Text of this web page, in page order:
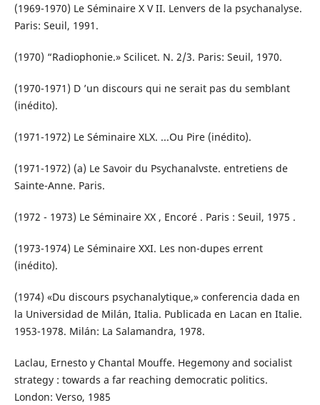
(1969-1970) Le Séminaire X V II. Lenvers de la psychanalyse.
Paris: Seuil, 1991.
(1970) “Radiophonie.» Scilicet. N. 2/3. Paris: Seuil, 1970.
(1970-1971) D ’un discours qui ne serait pas du semblant
(inédito).
(1971-1972) Le Séminaire XLX. ...Ou Pire (inédito).
(1971-1972) (a) Le Savoir du Psychanalvste. entretiens de
Sainte-Anne. Paris.
(1972 - 1973) Le Séminaire XX , Encoré . Paris : Seuil, 1975 .
(1973-1974) Le Séminaire XXI. Les non-dupes errent
(inédito).
(1974) «Du discours psychanalytique,» conferencia dada en
la Universidad de Milán, Italia. Publicada en Lacan en Italie.
1953-1978. Milán: La Salamandra, 1978.
Laclau, Ernesto y Chantal Mouffe. Hegemony and socialist
strategy : towards a far reaching democratic politics.
London: Verso, 1985